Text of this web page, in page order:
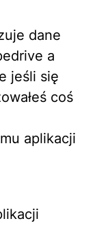
dane
a
jeśli się
coś
aplikacji